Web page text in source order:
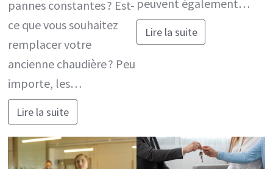
pannes constantes ? Est-
ce que vous souhaitez
remplacer votre
ancienne chaudière ? Peu
importe, les…
Lire la suite
peuvent également…
Lire la suite